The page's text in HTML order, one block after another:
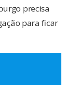
precisa
para ficar